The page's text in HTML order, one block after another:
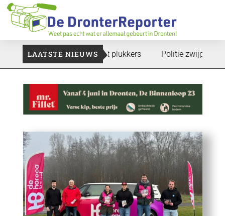
LAATSTE NIEUWS
gaan: Voedselbank zoekt plukkers Politie zwijgt nog over